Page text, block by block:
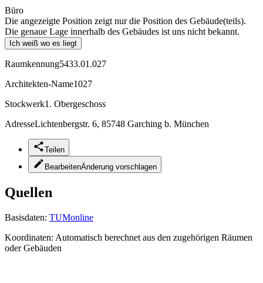
Büro
Die angezeigte Position zeigt nur die Position des Gebäude(teils).
Die genaue Lage innerhalb des Gebäudes ist uns nicht bekannt.
Ich weiß wo es liegt
Raumkennung5433.01.027
Architekten-Name1027
Stockwerk1. Obergeschoss
AdresseLichtenbergstr. 6, 85748 Garching b. München
Teilen
BearbeitenÄnderung vorschlagen
Quellen
Basisdaten: TUMonline
Koordinaten: Automatisch berechnet aus den zugehörigen Räumen
oder Gebäuden